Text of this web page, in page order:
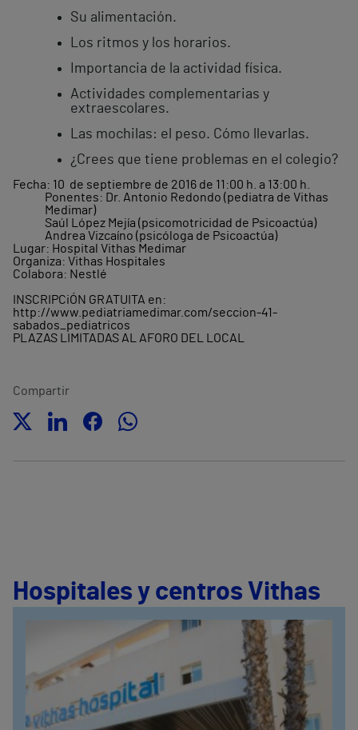
Su alimentación.
Los ritmos y los horarios.
Importancia de la actividad física.
Actividades complementarias y
extraescolares.
Las mochilas: el peso. Cómo llevarlas.
¿Crees que tiene problemas en el colegio?
Fecha: 10 de septiembre de 2016 de 11:00 h. a 13:00 h.
Ponentes: Dr. Antonio Redondo (pediatra de Vithas
Medimar)
Saúl López Mejía (psicomotricidad de Psicoactúa)
Andrea Vizcaíno (psicóloga de Psicoactúa)
Lugar: Hospital Vithas Medimar
Organiza: Vithas Hospitales
Colabora: Nestlé
INSCRIPCiÓN GRATUITA en:
http://www.pediatriamedimar.com/seccion-41-
sabados_pediatricos
PLAZAS LIMITADAS AL AFORO DEL LOCAL
Compartir
Hospitales y centros Vithas